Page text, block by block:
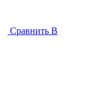
Сравнить В